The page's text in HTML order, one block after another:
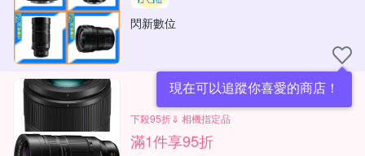
閃新數位
現在可以追蹤你喜愛的商店！
下殺95折⇓ 相機指定品
滿1件享95折